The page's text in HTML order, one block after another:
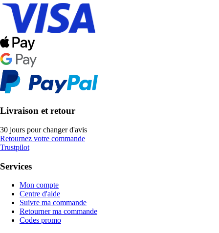
Livraison et retour
30 jours pour changer d'avis
Retournez votre commande
Trustpilot
Services
Mon compte
Centre d'aide
Suivre ma commande
Retourner ma commande
Codes promo